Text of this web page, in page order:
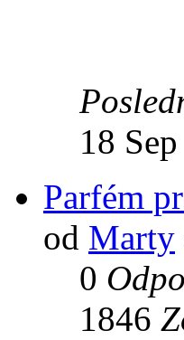
18
Parfém
od Marty
0
1846